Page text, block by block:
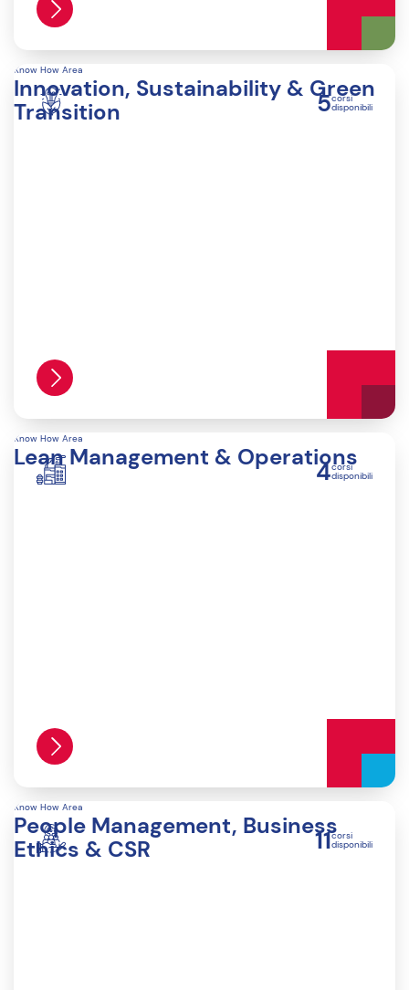
5corsi
disponibili
Know How Area
Innovation, Sustainability & Green
Transition
4corsi
disponibili
Know How Area
Lean Management & Operations
11corsi
disponibili
Know How Area
People Management, Business
Ethics & CSR